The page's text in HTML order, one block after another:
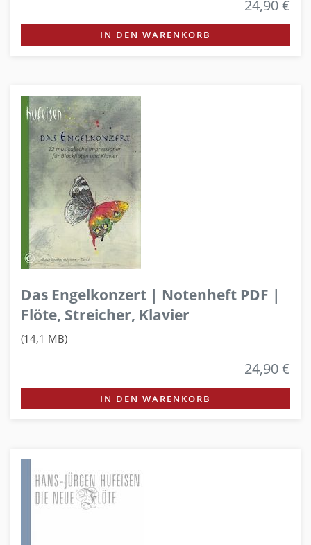
24,90 €
IN DEN WARENKORB
Das Engelkonzert | Notenheft PDF |
Flöte, Streicher, Klavier
(14,1 MB)
24,90 €
IN DEN WARENKORB